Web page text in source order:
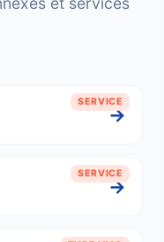
SERVICE
→
SERVICE
→